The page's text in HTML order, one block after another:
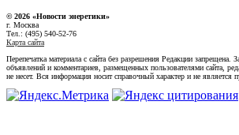
© 2026 «Новости энеретики»
г. Москва
Тел.: (495) 540-52-76
Карта сайта
Перепечатка материала с сайта без разрешения Редакции запрещена.
объявлений и комментариев, размещенных пользователями сайта,
не несет. Вся информация носит справочный характер и не является